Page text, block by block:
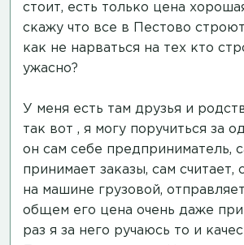
стоит, есть только цена
скажу что все в Пестово
как не нарваться на тех кто
ужасно?
У меня есть там друзья и
так вот , я могу поручиться за
он сам себе предприниматель,
принимает заказы, сам считает,
на машине грузовой,
общем его цена очень даже
раз я за него ручаюсь то и